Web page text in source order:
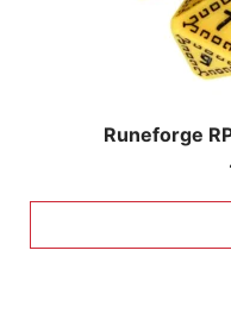
Runeforge